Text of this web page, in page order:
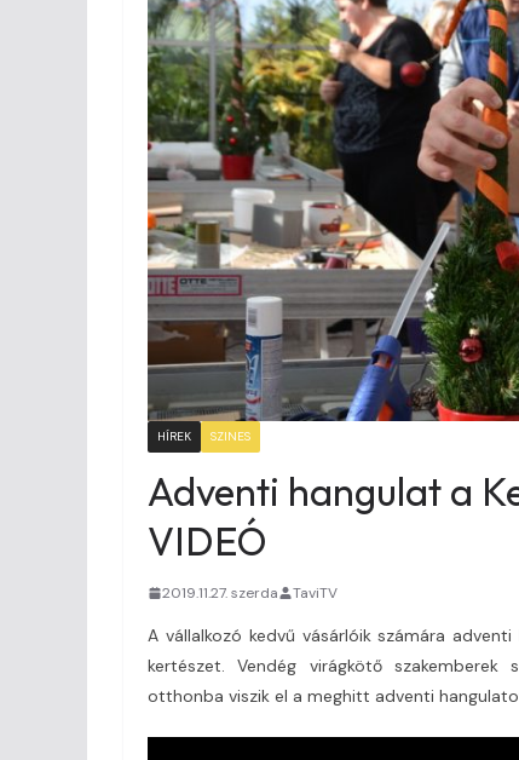
HÍREK SZINES
Adventi hangulat a
VIDEÓ
2019.11.27. szerda TaviTV
A vállalkozó kedvű vásárlóik számára
kertészet. Vendég virágkötő
otthonba viszik el a meghitt adventi